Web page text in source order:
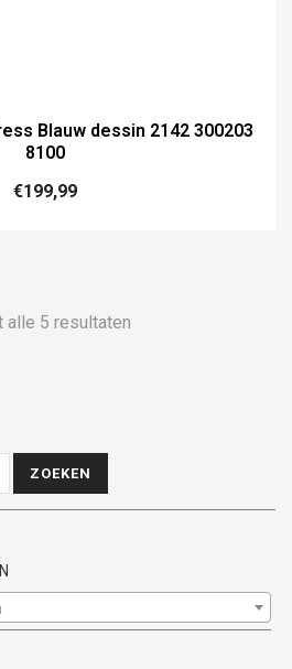
Blauw dessin 2142 300203
8100
€199,99
alle 5 resultatenGesorteerd
ZOEKEN